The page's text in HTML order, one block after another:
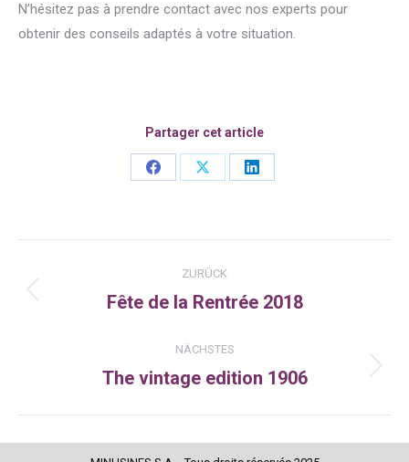
N’hésitez pas à prendre contact avec nos experts pour
obtenir des conseils adaptés à votre situation.
Partager cet article
Share
Share
Share
Kommentarnavigation
ZURÜCK
Vorheriger
Fête de la Rentrée 2018
NÄCHSTES
Nächster
The vintage edition 1906